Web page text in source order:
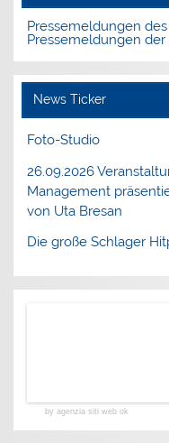
Pressemeldungen
Pressemeldungen
News Ticker
Foto-Studio
26.09.2026
Management
von Uta Bresan
Die große Schlager
by agenzia siti web ok